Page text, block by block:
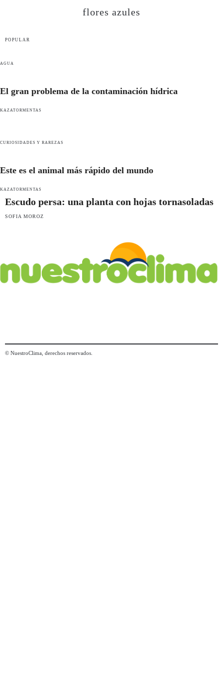
flores azules
POPULAR
AGUA
El gran problema de la contaminación hídrica
KAZATORMENTAS
CURIOSIDADES Y RAREZAS
Este es el animal más rápido del mundo
KAZATORMENTAS
Escudo persa: una planta con hojas tornasoladas
SOFIA MOROZ
© NuestroClima, derechos reservados.